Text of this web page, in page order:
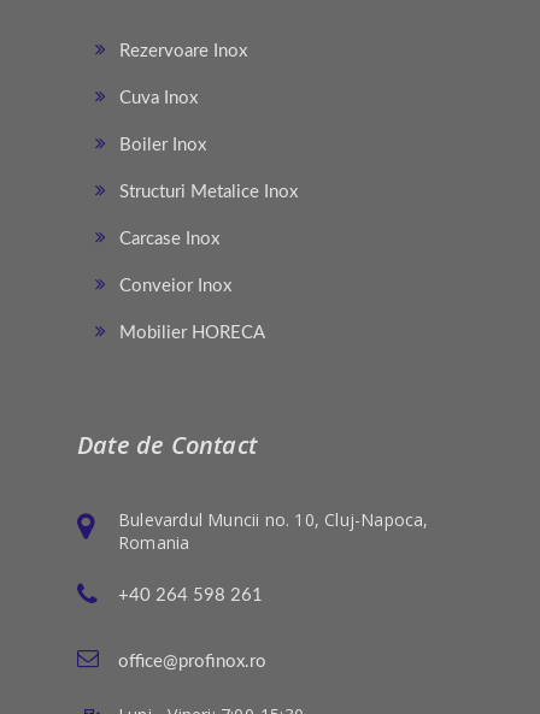
Rezervoare Inox
Cuva Inox
Boiler Inox
Structuri Metalice Inox
Carcase Inox
Conveior Inox
Mobilier HORECA
Date de Contact
Bulevardul Muncii no. 10, Cluj-Napoca,
Romania
+40 264 598 261
office@profinox.ro